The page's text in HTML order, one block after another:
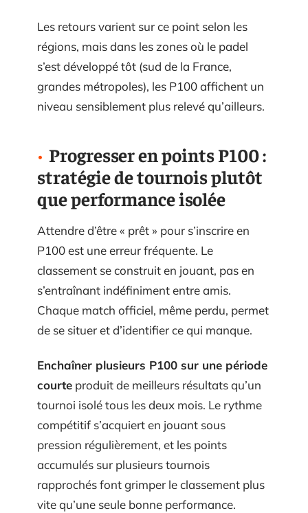
Les retours varient sur ce point selon les
régions, mais dans les zones où le padel
s’est développé tôt (sud de la France,
grandes métropoles), les P100 affichent un
niveau sensiblement plus relevé qu’ailleurs.
Progresser en points P100 :
stratégie de tournois plutôt
que performance isolée
Attendre d’être « prêt » pour s’inscrire en
P100 est une erreur fréquente. Le
classement se construit en jouant, pas en
s’entraînant indéfiniment entre amis.
Chaque match officiel, même perdu, permet
de se situer et d’identifier ce qui manque.
Enchaîner plusieurs P100 sur une période
courte produit de meilleurs résultats qu’un
tournoi isolé tous les deux mois. Le rythme
compétitif s’acquiert en jouant sous
pression régulièrement, et les points
accumulés sur plusieurs tournois
rapprochés font grimper le classement plus
vite qu’une seule bonne performance.